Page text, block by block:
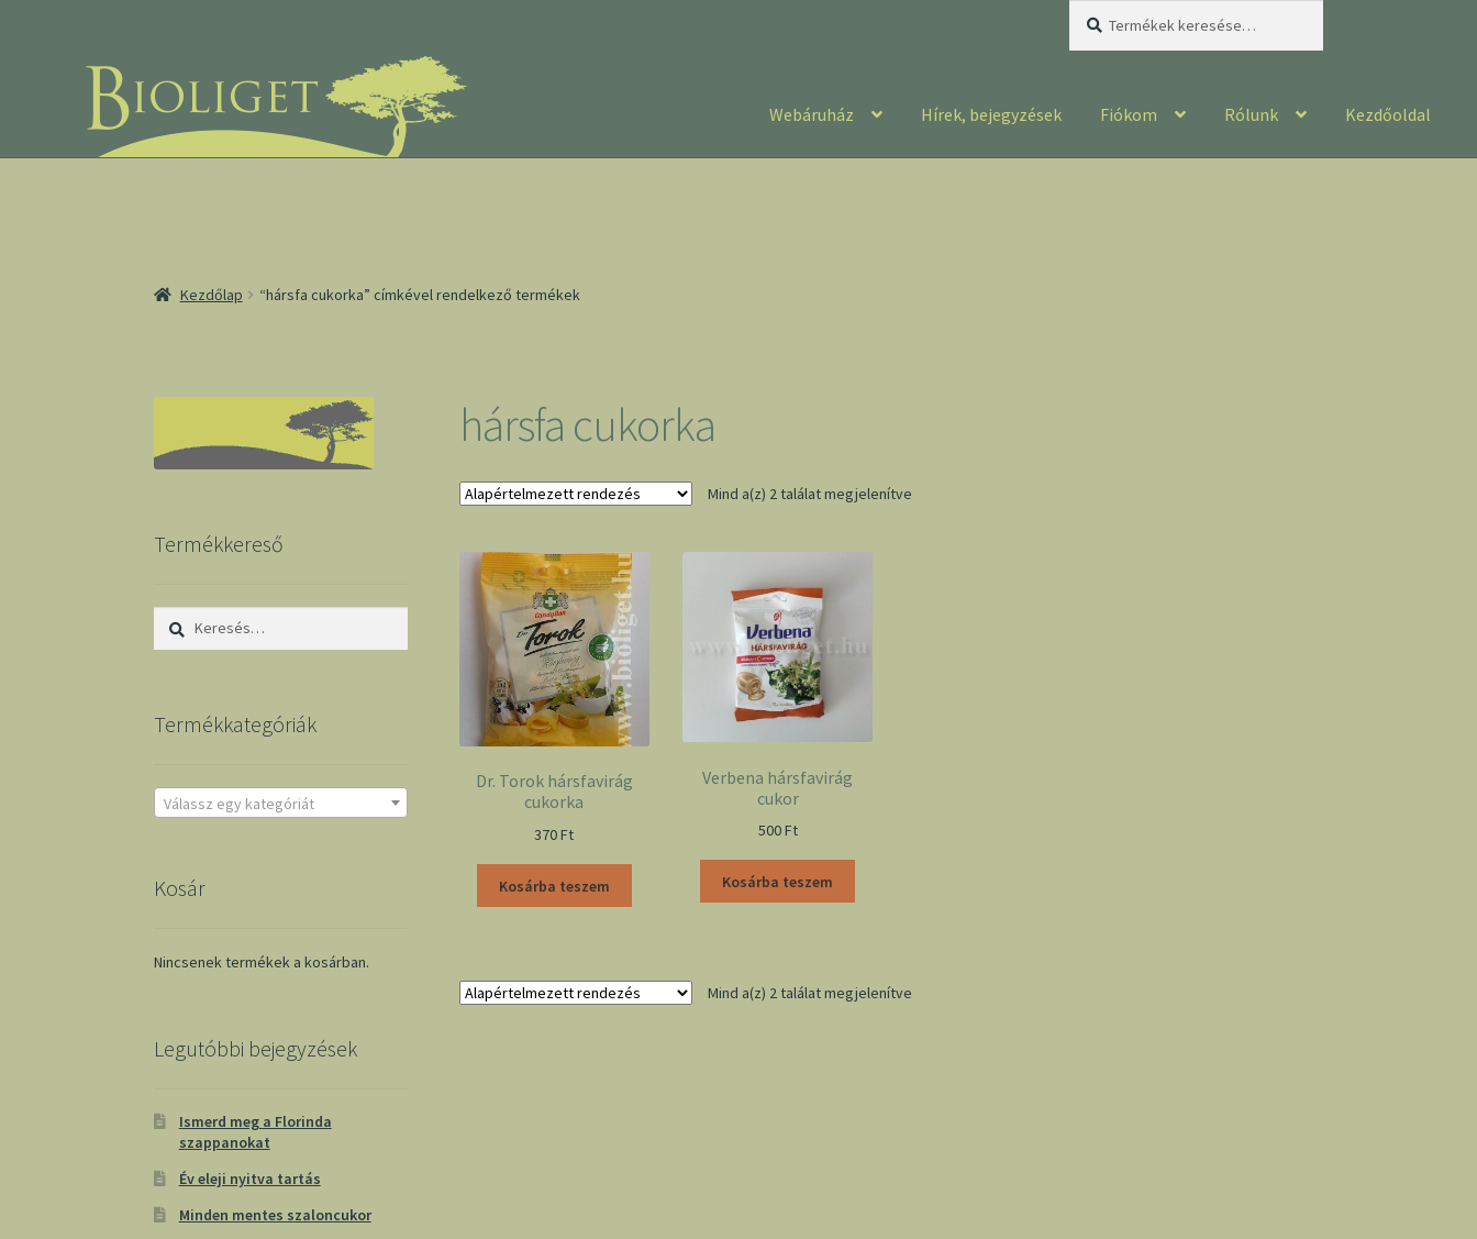
Webáruház Hírek, bejegyzések Fiókom Rólunk Kezdőoldal
Kezdőlap “hársfa cukorka” címkével rendelkező termékek
hársfa cukorka
Mind a(z) 2 találat megjelenítve
Dr. Torok hársfavirág
cukorka
370Ft
Kosárba teszem
Verbena hársfavirág
cukor
500Ft
Kosárba teszem
Mind a(z) 2 találat megjelenítve
Termékkereső
Keresés:
Termékkategóriák
Válassz egy kategóriát
Kosár
Nincsenek termékek a kosárban.
Legutóbbi bejegyzések
Ismerd meg a Florinda
szappanokat
Év eleji nyitva tartás
Minden mentes szaloncukor